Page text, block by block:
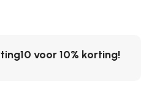
voor 10% korting!